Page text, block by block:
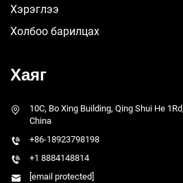
Хэрэглээ
Холбоо барилцах
Хаяг
10C, Bo Xing Building, Qing Shui He
China
+86-18923798198
+1 8884148814
[email protected]